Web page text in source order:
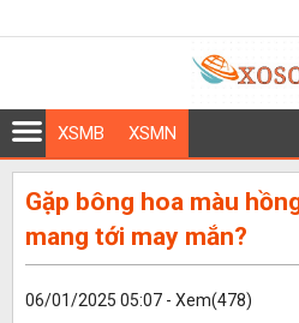
XSMB XSMN
Gặp bông hoa màu
mang tới may mắn?
06/01/2025 05:07 - Xem(478)